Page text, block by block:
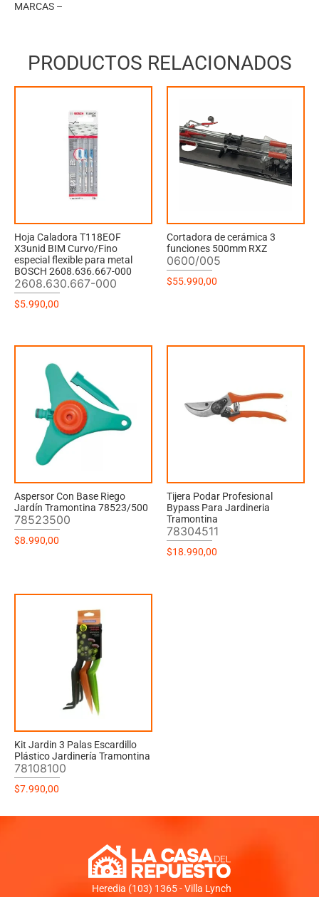
MARCAS –
PRODUCTOS RELACIONADOS
Hoja Caladora T118EOF
X3unid BIM Curvo/Fino
especial flexible para metal
BOSCH 2608.636.667-000
2608.630.667-000
$5.990,00
Cortadora de cerámica 3
funciones 500mm RXZ
0600/005
$55.990,00
Aspersor Con Base Riego
Jardín Tramontina 78523/500
78523500
$8.990,00
Tijera Podar Profesional
Bypass Para Jardineria
Tramontina
78304511
$18.990,00
Kit Jardin 3 Palas Escardillo
Plástico Jardinería Tramontina
78108100
$7.990,00
Heredia (103) 1365 - Villa Lynch